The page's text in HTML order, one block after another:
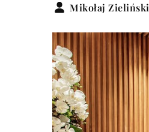
Mikołaj Zieliński